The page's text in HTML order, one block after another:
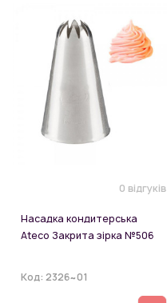
0 відгуків
Насадка кондитерська
Ateco Закрита зірка №506
Код: 2326~01